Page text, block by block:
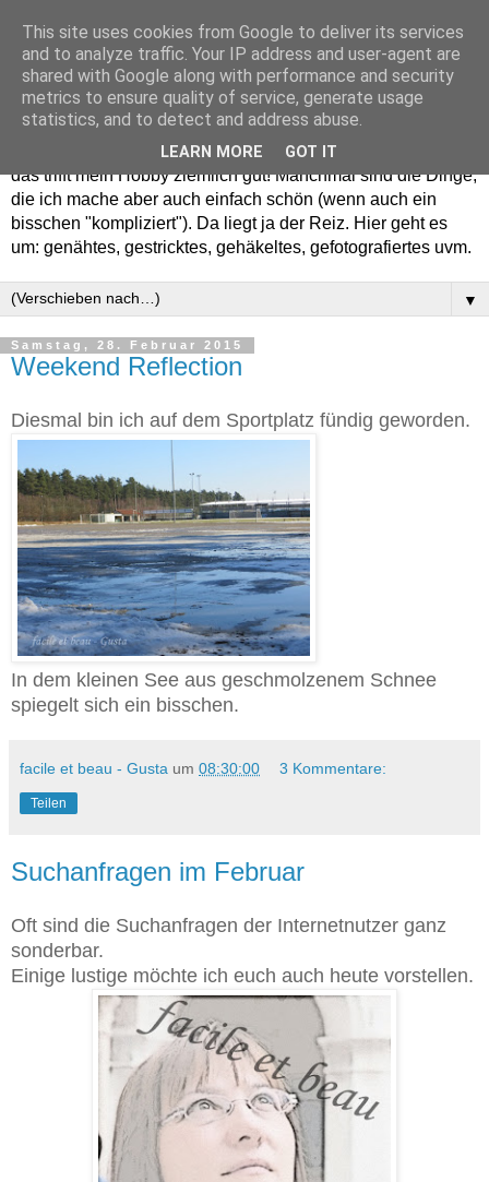
Willkommen in meinem "Wohnzimmer". Einfach und schön -
das trifft mein Hobby ziemlich gut! Manchmal sind die Dinge,
die ich mache aber auch einfach schön (wenn auch ein
bisschen "kompliziert"). Da liegt ja der Reiz. Hier geht es
um: genähtes, gestricktes, gehäkeltes, gefotografiertes uvm.
▼
Samstag, 28. Februar 2015
Weekend Reflection
Diesmal bin ich auf dem Sportplatz fündig geworden.
In dem kleinen See aus geschmolzenem Schnee
spiegelt sich ein bisschen.
facile et beau - Gusta um 08:30:00 3 Kommentare:
Teilen
Suchanfragen im Februar
Oft sind die Suchanfragen der Internetnutzer ganz
sonderbar.
Einige lustige möchte ich euch auch heute vorstellen.
This site uses cookies from Google to deliver its services
and to analyze traffic. Your IP address and user-agent are
shared with Google along with performance and security
metrics to ensure quality of service, generate usage
statistics, and to detect and address abuse.
LEARN MORE GOT IT